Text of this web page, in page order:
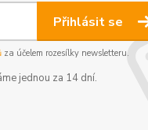
Přihlásit se
za účelem rozesílky newsletteru.
jednou za 14 dní.